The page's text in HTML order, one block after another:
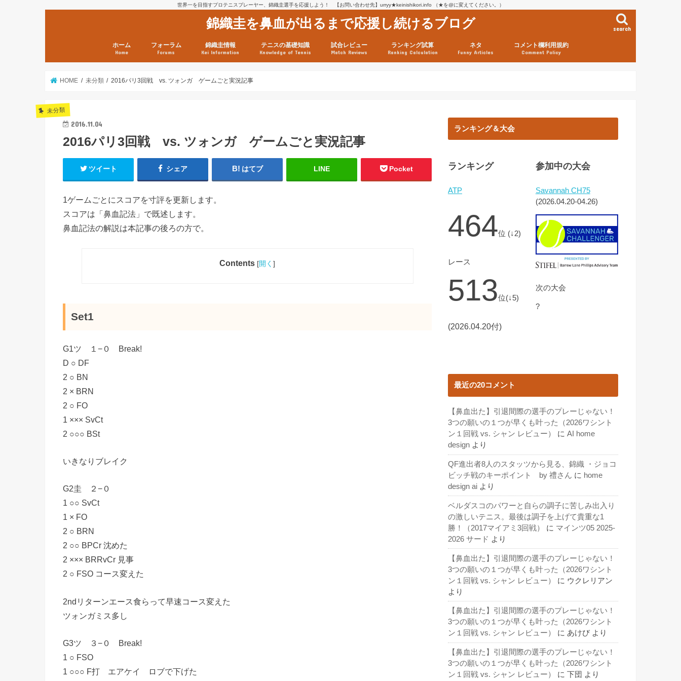
世界一を目指すプロテニスプレーヤー、錦織圭選手を応援しよう！ 【お問い合わせ先】urryy★keinishikori.info （★を@に変えてください。）
錦織圭を鼻血が出るまで応援し続けるブログ search
ホーム
Home
フォーラム
Forums
錦織圭情報
Kei Information
日現在）
点）
テニスの基礎知識
Knowledge of Tennis
試合レビュー
Match Reviews
ランキング試算
Ranking Calculation
ネタ
Funny Articles
コメント欄利用規約
Comment Policy
HOME 未分類 2016パリ3回戦 vs. ツォンガ ゲームごと実況記事
未分類
2016.11.04
2016パリ3回戦 vs. ツォンガ ゲームごと実況記事
ツイート シェア はてブ LINE Pocket
1ゲームごとにスコアを寸評を更新します。
スコアは「鼻血記法」で既述します。
鼻血記法の解説は本記事の後ろの方で。
Contents [開く ]
Set1
G1ツ １−０ Break!
D ○ DF
2 ○ BN
2 × BRN
2 ○ FO
1 ××× SvCt
2 ○○○ BSt
いきなりブレイク
G2圭 ２−０
1 ○○ SvCt
1 × FO
2 ○ BRN
2 ○○ BPCr 沈めた
2 ××× BRRvCr 見事
2 ○ FSO コース変えた
2ndリターンエース食らって早速コース変えた
ツォンガミス多し
G3ツ ３−０ Break!
1 ○ FSO
1 ○○○ F打 エアケイ ロブで下げた
ランキング＆大会
ランキング
ATP
464位 (↓2)
レース
513位(↓5)
(2026.04.20付)
参加中の大会
Savannah CH75
(2026.04.20-04.26)
次の大会
?
最近の20コメント
【鼻血出た】引退間際の選手のプレーじゃない！
3つの願いの１つが早くも叶った（2026ワシント
ン１回戦 vs. シャン レビュー）
に AI home
design より
QF進出者8人のスタッツから見る、錦織 ・ジョコ
ビッチ戦のキーポイント by 禮さん に home
design ai より
ベルダスコのパワーと自らの調子に苦しみ出入り
の激しいテニス。最後は調子を上げて貴重な1
勝！（2017マイアミ3回戦）
に マインツ05 2025-
2026 サード より
【鼻血出た】引退間際の選手のプレーじゃない！
3つの願いの１つが早くも叶った（2026ワシント
ン１回戦 vs. シャン レビュー）
に ウクレリアン
より
【鼻血出た】引退間際の選手のプレーじゃない！
3つの願いの１つが早くも叶った（2026ワシント
ン１回戦 vs. シャン レビュー）
に あけび より
【鼻血出た】引退間際の選手のプレーじゃない！
3つの願いの１つが早くも叶った（2026ワシント
ン１回戦 vs. シャン レビュー）
に 下団 より